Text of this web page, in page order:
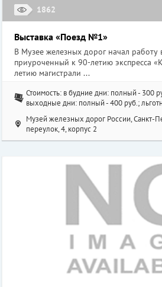
1862
Выставка «Поезд №1»
В Музее железных дорог начал работу
приуроченный к 90-летию экспресса
летию магистрали ...
Стоимость: в будние дни: полный - 300
выходные дни: полный - 400 руб.;
Музей железных дорог России, Санкт-
переулок, 4, корпус 2